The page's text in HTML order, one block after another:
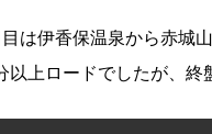
は伊香保温泉から赤城
以上ロードでしたが、終